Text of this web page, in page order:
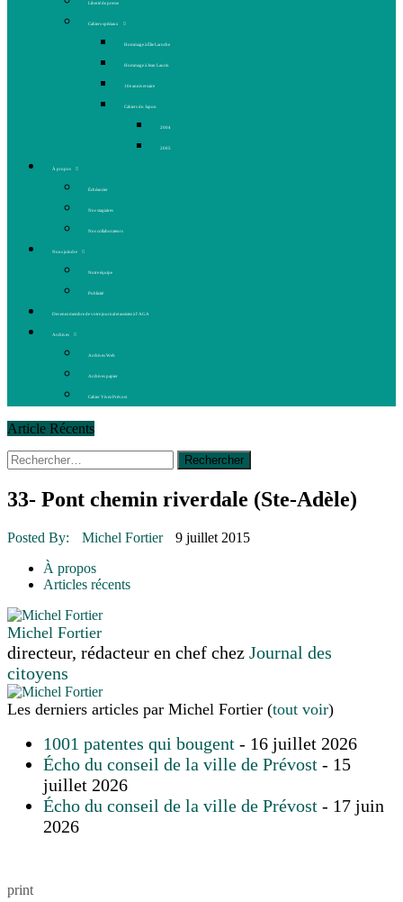
Liberté de presse
Cahiers spéciaux
Hommage à Élie Laroche
Hommage à Jean Laurin
10e anniversaire
Cahiers du Japon
2004
2005
À propos
Échéancier
Nos stagiaires
Nos collaborateurs
Nous joindre
Notre équipe
Publicité
Devenez membre de votre journal et assistez à l’AGA
Archives
Archives Web
Archives papier
Cahier Vivez Prévost
Article Récents
14 octobre 2015
La course de boîtes à savon du club
Le rendez-vous des bolides
30 juin 2015 | Fantaisie et créativité en mode jeunesse
16 juillet 2026 | CULTURE
16 juillet 2026
16 juillet 2026
16 juillet 2026 |
Rechercher :
33- Pont chemin riverdale (Ste-Adèle)
Posted By: Michel Fortier
9 juillet 2015
À propos
Articles récents
Michel Fortier
directeur, rédacteur en chef chez Journal des
citoyens
Les derniers articles par Michel Fortier (tout voir)
1001 patentes qui bougent - 16 juillet 2026
Écho du conseil de la ville de Prévost - 15
juillet 2026
Écho du conseil de la ville de Prévost - 17 juin
2026
print